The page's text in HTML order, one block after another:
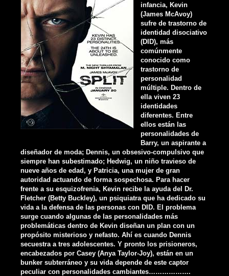
infancia, Kevin
(James McAvoy)
sufre de trastorno de
identidad disociativo
(DID), más
comúnmente
conocido como
trastorno de
personalidad
múltiple. Dentro de
ella viven 23
identidades
diferentes. Entre
ellos están las
personalidades de
Barry, un aspirante a
diseñador de moda; Dennis, un obsesivo-compulsivo que
siempre han subestimado; Hedwig, un niño travieso de
nueve años de edad, y Patricia, una mujer de gran
autoridad actuando de forma sospechosa. Para hacer
frente a su esquizofrenia, Kevin recibe la ayuda del Dr.
Fletcher (Betty Buckley), un psiquiatra que ha dedicado su
vida a la defensa de las personas con DID. El problema
surge cuando algunas de las personalidades más
problemáticas dentro de Kevin diseñan un plan con un
propósito misterioso y nefasto. Ahí es cuando Dennis
secuestra a tres adolescentes. Y pronto los prisioneros,
encabezados por Casey (Anya Taylor-Joy), están en un
bunker subterráneo y su vida depende de este captor
peculiar con personalidades cambiantes……………….